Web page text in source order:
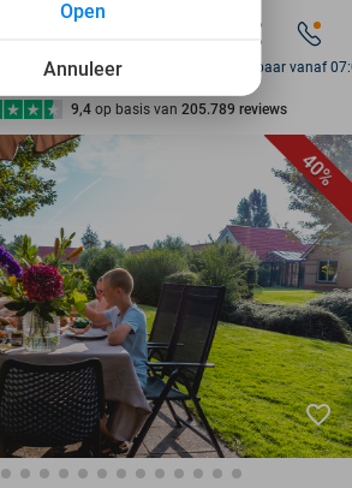
7 dagen per week beschikbaar
10+ miljoen leden
9,4 op basis van 205.789 reviews
Ontdek 15.000+ deals
7 dagen per week beschikbaar
10+ miljoen leden
Bereikbaar vanaf
40%
favorite_border
Annuleer
Open